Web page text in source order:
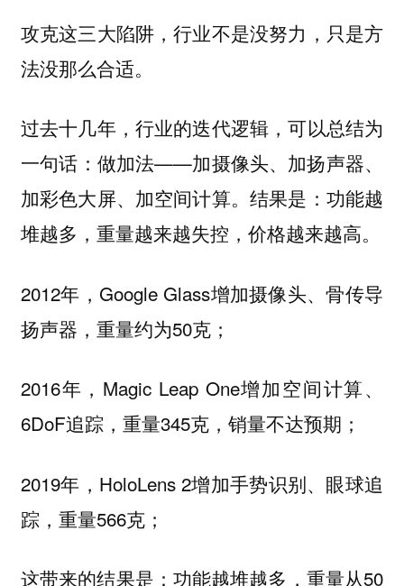
攻克这三大陷阱，行业不是没努力，只是方
法没那么合适。
过去十几年，行业的迭代逻辑，可以总结为
一句话：做加法——加摄像头、加扬声器、
加彩色大屏、加空间计算。结果是：功能越
堆越多，重量越来越失控，价格越来越高。
2012年，Google Glass增加摄像头、骨传导
扬声器，重量约为50克；
2016年，Magic Leap One增加空间计算、
6DoF追踪，重量345克，销量不达预期；
2019年，HoloLens 2增加手势识别、眼球追
踪，重量566克；
这带来的结果是：功能越堆越多，重量从50